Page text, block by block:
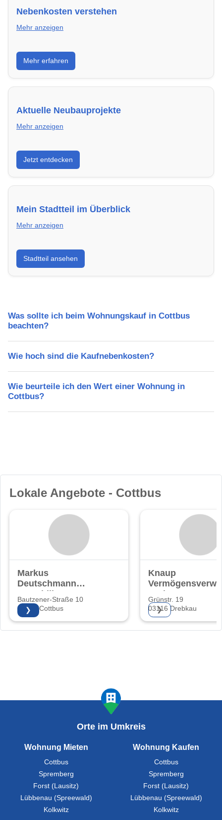
Nebenkosten verstehen
Mehr anzeigen
Erfahre, welche Nebenkosten rechtmäßig sind und
wie du deine monatliche Belastung optimieren
kannst.
Mehr erfahren
Aktuelle Neubauprojekte
Mehr anzeigen
Entdecke Neubauprojekte in Cottbus – modern,
energieeffizient und sofort bezugsfertig.
Jetzt entdecken
Mein Stadtteil im Überblick
Mehr anzeigen
Erfahre mehr über deinen Stadtteil in Cottbus:
Lebensqualität, Verkehrsanbindung, Schulen,
Freizeitmöglichkeiten und Mietpreise.
Stadtteil ansehen
Was sollte ich beim Wohnungskauf in Cottbus
beachten?
Wie hoch sind die Kaufnebenkosten?
Wie beurteile ich den Wert einer Wohnung in
Cottbus?
Lokale Angebote - Cottbus
Markus
Deutschmann
Immobilien
Bautzener-Straße 10
03046 Cottbus
❯
Knaup
GmbH
Grünstr. 19
03116 Drebkau
❯
Orte im Umkreis
Wohnung Mieten
Cottbus
Spremberg
Forst (Lausitz)
Lübbenau (Spreewald)
Kolkwitz
Wohnung Kaufen
Cottbus
Spremberg
Forst (Lausitz)
Lübbenau (Spreewald)
Kolkwitz